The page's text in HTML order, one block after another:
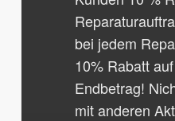
bei jedem
10% Rabatt
Endbetrag!
mit anderen